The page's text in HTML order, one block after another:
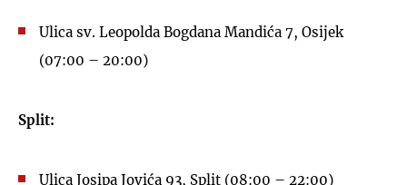
Ulica sv. Leopolda Bogdana Mandića 7, Osijek
(07:00 – 20:00)
Split:
Ulica Josipa Jovića 93, Split (08:00 – 22:00)